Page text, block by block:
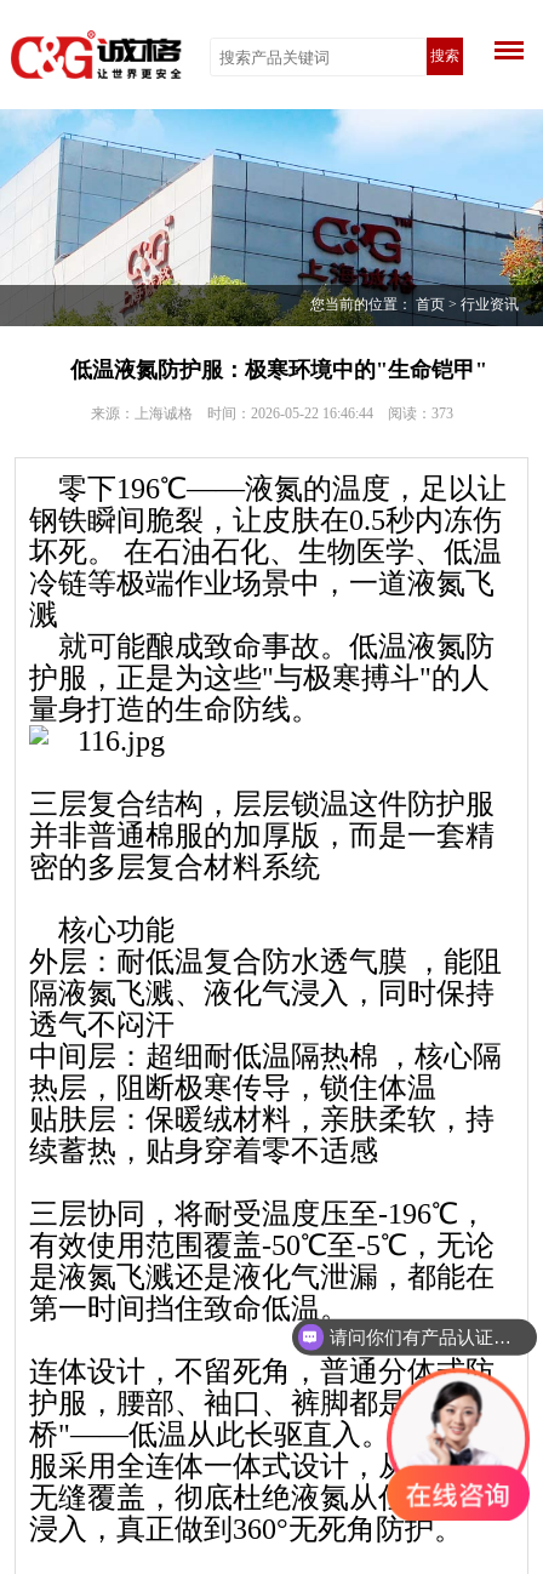
搜索
您当前的位置： 首页 > 行业资讯
低温液氮防护服：极寒环境中的"生命铠甲"
来源：上海诚格 时间：2026-05-22 16:46:44 阅读： 373
零下196℃——液氮的温度，足以让
钢铁瞬间脆裂，让皮肤在0.5秒内冻伤
坏死。 在石油石化、生物医学、低温
冷链等极端作业场景中，一道液氮飞
溅
就可能酿成致命事故。低温液氮防
护服，正是为这些"与极寒搏斗"的人
量身打造的生命防线。
三层复合结构，层层锁温这件防护服
并非普通棉服的加厚版，而是一套精
密的多层复合材料系统
核心功能
外层：耐低温复合防水透气膜 ，能阻
隔液氮飞溅、液化气浸入，同时保持
透气不闷汗
中间层：超细耐低温隔热棉 ，核心隔
热层，阻断极寒传导，锁住体温
贴肤层：保暖绒材料，亲肤柔软，持
续蓄热，贴身穿着零不适感
三层协同，将耐受温度压至-196℃，
有效使用范围覆盖-50℃至-5℃，无论
是液氮飞溅还是液化气泄漏，都能在
第一时间挡住致命低温。
连体设计，不留死角，普通分体式防
护服，腰部、袖口、裤脚都是"冷
桥"——低温从此长驱直入。这款防护
服采用全连体一体式设计，从头到脚
无缝覆盖，彻底杜绝液氮从任何缝隙
浸入，真正做到360°无死角防护。
请问你们有产品认证吗？